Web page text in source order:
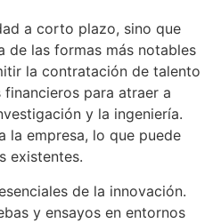
a corto plazo, sino que
de las formas más notables
la contratación de talento
para atraer a
y la ingeniería.
la empresa, lo que puede
existentes.
de la innovación.
y ensayos en entornos